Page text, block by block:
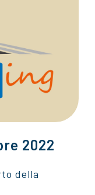
2022
della